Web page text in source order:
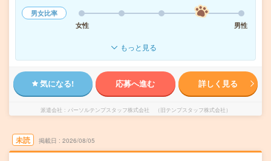
男女比率
女性
男性
もっと見る
気になる! 応募へ進む 詳しく見る
派遣会社 パーソルテンプスタッフ株式会社 （旧テンプスタッフ株式会社）
未読 掲載日 2026/08/05